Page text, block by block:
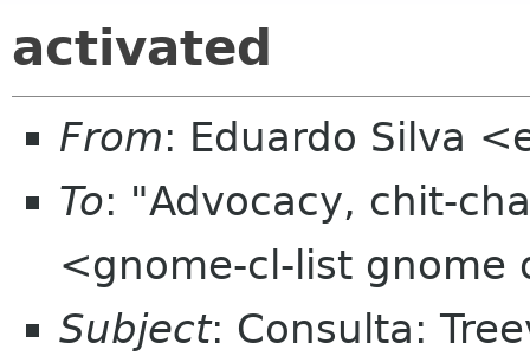
activated
From: Eduardo Silva
To: "Advocacy, chit-
<gnome-cl-list gnome
Subject: Consulta: